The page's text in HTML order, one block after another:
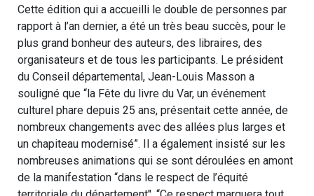
Cette édition qui a accueilli le double de personnes par
rapport à l’an dernier, a été un très beau succès, pour le
plus grand bonheur des auteurs, des libraires, des
organisateurs et de tous les participants. Le président
du Conseil départemental, Jean-Louis Masson a
souligné que “la Fête du livre du Var, un événement
culturel phare depuis 25 ans, présentait cette année, de
nombreux changements avec des allées plus larges et
un chapiteau modernisé”. Il a également insisté sur les
nombreuses animations qui se sont déroulées en amont
de la manifestation “dans le respect de l’équité